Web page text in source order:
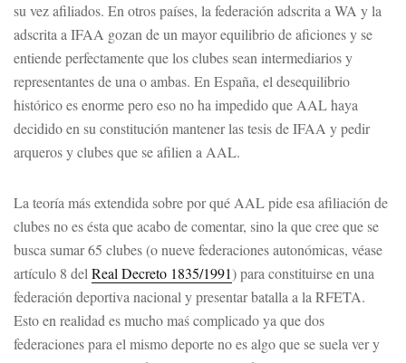
su vez afiliados. En otros países, la federación adscrita a WA y la
adscrita a IFAA gozan de un mayor equilibrio de aficiones y se
entiende perfectamente que los clubes sean intermediarios y
representantes de una o ambas. En España, el desequilibrio
histórico es enorme pero eso no ha impedido que AAL haya
decidido en su constitución mantener las tesis de IFAA y pedir
arqueros y clubes que se afilien a AAL.
La teoría más extendida sobre por qué AAL pide esa afiliación de
clubes no es ésta que acabo de comentar, sino la que cree que se
busca sumar 65 clubes (o nueve federaciones autonómicas, véase
artículo 8 del Real Decreto 1835/1991) para constituirse en una
federación deportiva nacional y presentar batalla a la RFETA.
Esto en realidad es mucho maś complicado ya que dos
federaciones para el mismo deporte no es algo que se suela ver y